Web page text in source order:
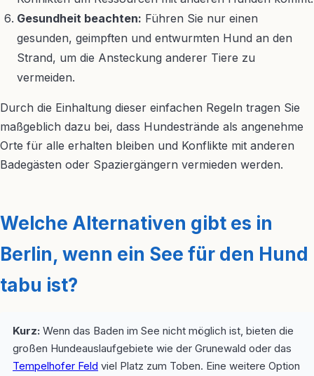
Gesundheit beachten: Führen Sie nur einen
gesunden, geimpften und entwurmten Hund an den
Strand, um die Ansteckung anderer Tiere zu
vermeiden.
Durch die Einhaltung dieser einfachen Regeln tragen Sie
maßgeblich dazu bei, dass Hundestrände als angenehme
Orte für alle erhalten bleiben und Konflikte mit anderen
Badegästen oder Spaziergängern vermieden werden.
Welche Alternativen gibt es in
Berlin, wenn ein See für den Hund
tabu ist?
Kurz: Wenn das Baden im See nicht möglich ist, bieten die
großen Hundeauslaufgebiete wie der Grunewald oder das
Tempelhofer Feld viel Platz zum Toben. Eine weitere Option